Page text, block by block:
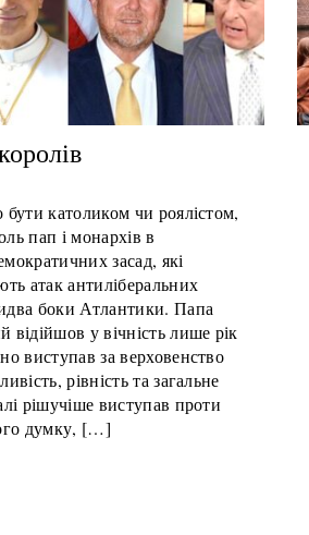
бути католиком чи роялістом,
пап і монархів в
засад, які
атак антиліберальних
боки Атлантики. Папа
у вічність лише рік
виступав за верховенство
рівність та загальне
рішучіше виступав проти
думку, […]